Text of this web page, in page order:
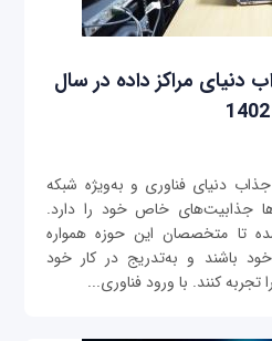
دنیای مراکز داده در سال
1402
دنیای فناوری و به‌ویژه شبکه
جذابیت‌های خاص خود را دارد.
تا متخصصان این حوزه همواره
باشند و به‌تدریج در کار خود
کنند. با ورود فناوری‌...